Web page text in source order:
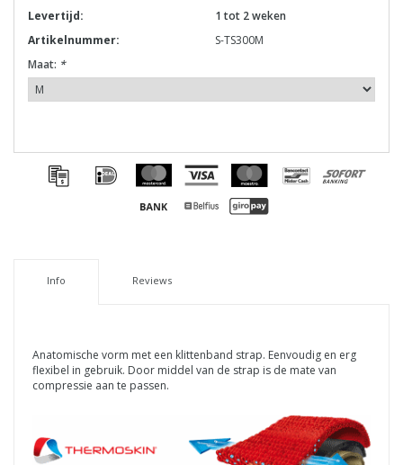
Levertijd:
1 tot 2 weken
Artikelnummer:
S-TS300M
Maat: *
Info Reviews
Anatomische vorm met een klittenband strap. Eenvoudig en erg
flexibel in gebruik. Door middel van de strap is de mate van
compressie aan te passen.